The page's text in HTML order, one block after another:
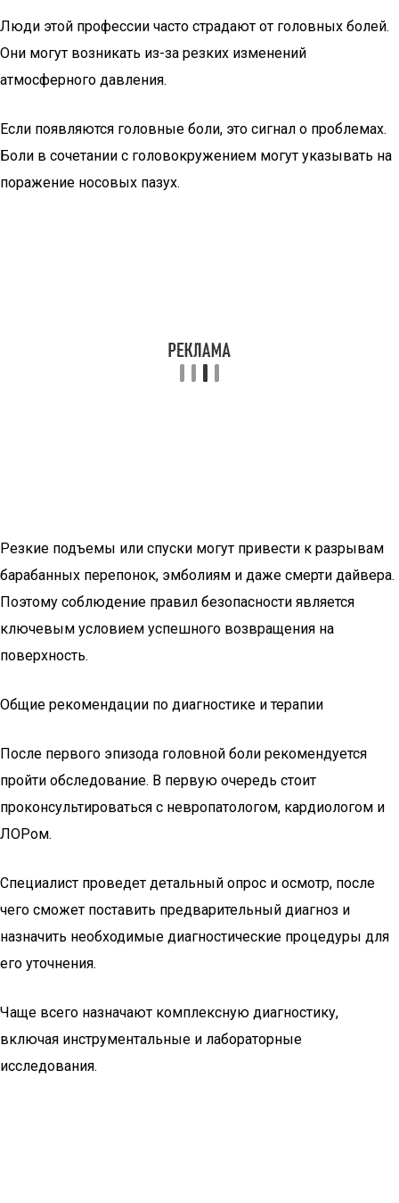
Люди этой профессии часто страдают от головных болей.
Они могут возникать из-за резких изменений
атмосферного давления.
Если появляются головные боли, это сигнал о проблемах.
Боли в сочетании с головокружением могут указывать на
поражение носовых пазух.
Резкие подъемы или спуски могут привести к разрывам
барабанных перепонок, эмболиям и даже смерти дайвера.
Поэтому соблюдение правил безопасности является
ключевым условием успешного возвращения на
поверхность.
Общие рекомендации по диагностике и терапии
После первого эпизода головной боли рекомендуется
пройти обследование. В первую очередь стоит
проконсультироваться с невропатологом, кардиологом и
ЛОРом.
Специалист проведет детальный опрос и осмотр, после
чего сможет поставить предварительный диагноз и
назначить необходимые диагностические процедуры для
его уточнения.
Чаще всего назначают комплексную диагностику,
включая инструментальные и лабораторные
исследования.